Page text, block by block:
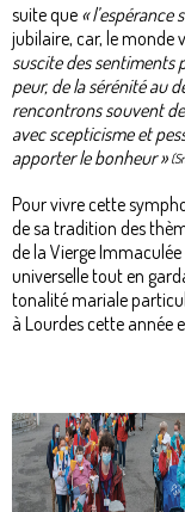
suite que « l’espérance
jubilaire, car, le monde
suscite des sentiments
peur, de la sérénité au
rencontrons souvent
avec scepticisme et
apporter le bonheur »
Pour vivre cette
de sa tradition des
de la Vierge Immaculée
universelle tout en
tonalité mariale
à Lourdes cette année